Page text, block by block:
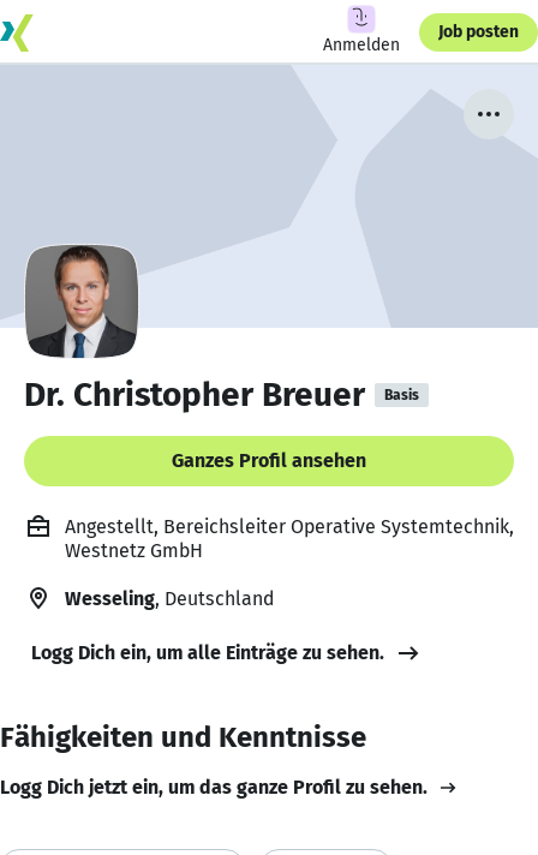
Anmelden
Job posten
Dr. Christopher Breuer Basis
Ganzes Profil ansehen
Angestellt, Bereichsleiter Operative Systemtechnik,
Westnetz GmbH
Wesseling, Deutschland
Logg Dich ein, um alle Einträge zu sehen.
Fähigkeiten und Kenntnisse
Logg Dich jetzt ein, um das ganze Profil zu sehen.